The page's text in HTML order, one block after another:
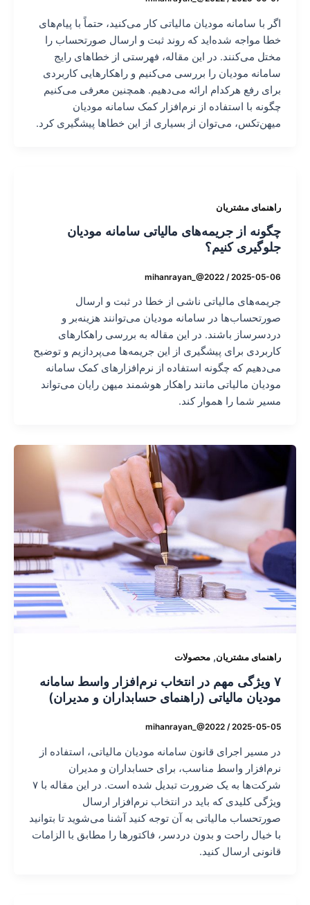
اگر با سامانه مودیان مالیاتی کار می‌کنید، حتماً با پیام‌های
خطا مواجه شده‌اید که روند ثبت و ارسال صورتحساب را
مختل می‌کنند. در این مقاله، فهرستی از خطاهای رایج
سامانه مودیان را بررسی می‌کنیم و راهکارهایی کاربردی
برای رفع هرکدام ارائه می‌دهیم. همچنین معرفی می‌کنیم
چگونه با استفاده از نرم‌افزار کمک سامانه مودیان
میهن‌تکس، می‌توان از بسیاری از این خطاها پیشگیری کرد.
راهنمای مشتریان
چگونه از جریمه‌های مالیاتی سامانه مودیان
جلوگیری کنیم؟
mihanrayan_@2022/2025-05-06
جریمه‌های مالیاتی ناشی از خطا در ثبت و ارسال
صورتحساب‌ها در سامانه مودیان می‌توانند هزینه‌بر و
دردسرساز باشند. در این مقاله به بررسی راهکارهای
کاربردی برای پیشگیری از این جریمه‌ها می‌پردازیم و توضیح
می‌دهیم که چگونه استفاده از نرم‌افزارهای کمک سامانه
مودیان مالیاتی مانند راهکار هوشمند میهن رایان می‌تواند
مسیر شما را هموار کند.
راهنمای مشتریان, محصولات
۷ ویژگی مهم در انتخاب نرم‌افزار واسط سامانه
مودیان مالیاتی (راهنمای حسابداران و مدیران)
mihanrayan_@2022/2025-05-05
در مسیر اجرای قانون سامانه مودیان مالیاتی، استفاده از
نرم‌افزار واسط مناسب، برای حسابداران و مدیران
شرکت‌ها به یک ضرورت تبدیل شده است. در این مقاله با ۷
ویژگی کلیدی که باید در انتخاب نرم‌افزار ارسال
صورتحساب مالیاتی به آن توجه کنید آشنا می‌شوید تا بتوانید
با خیال راحت و بدون دردسر، فاکتورها را مطابق با الزامات
قانونی ارسال کنید.